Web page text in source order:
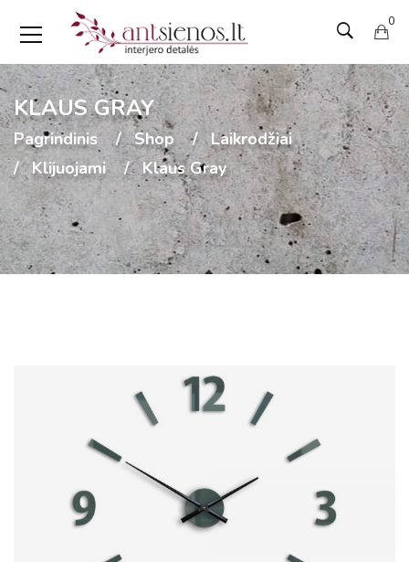
0
KLAUS GRAY
Pagrindinis Shop
Laikrodžiai
Klijuojami
Klaus Gray